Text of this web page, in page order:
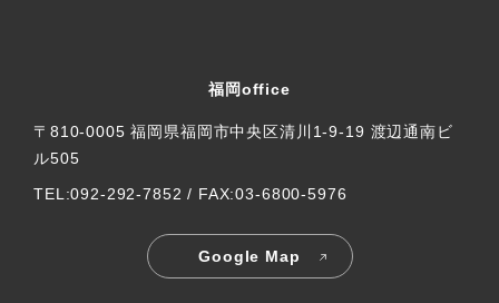
福岡office
〒810-0005 福岡県福岡市中央区清川1-9-19 渡辺通南ビ
ル505
TEL:092-292-7852 / FAX:03-6800-5976
Google Map